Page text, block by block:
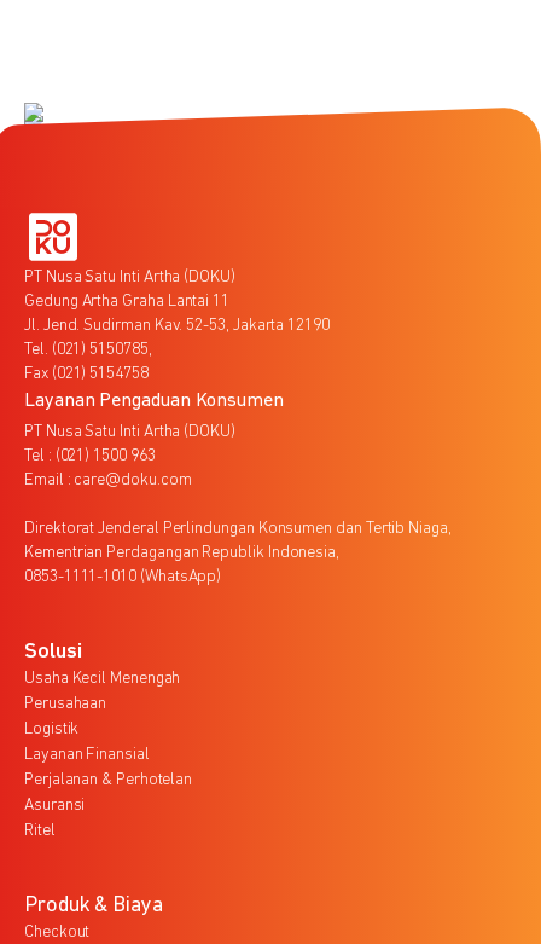
PT Nusa Satu Inti Artha (DOKU)
Gedung Artha Graha Lantai 11
Jl. Jend. Sudirman Kav. 52-53, Jakarta 12190
Tel. (021) 5150785,
Fax (021) 5154758
Layanan Pengaduan Konsumen
PT Nusa Satu Inti Artha (DOKU)
Tel : (021) 1500 963
Email : care@doku.com
Direktorat Jenderal Perlindungan Konsumen dan Tertib Niaga,
Kementrian Perdagangan Republik Indonesia,
0853-1111-1010 (WhatsApp)
Solusi
Usaha Kecil Menengah
Perusahaan
Logistik
Layanan Finansial
Perjalanan & Perhotelan
Asuransi
Ritel
Produk & Biaya
Checkout